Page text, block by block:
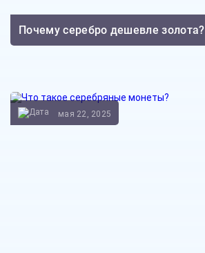
Почему серебро дешевле золота?
мая 22, 2025